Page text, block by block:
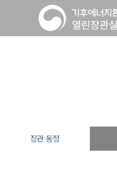
장관 동정